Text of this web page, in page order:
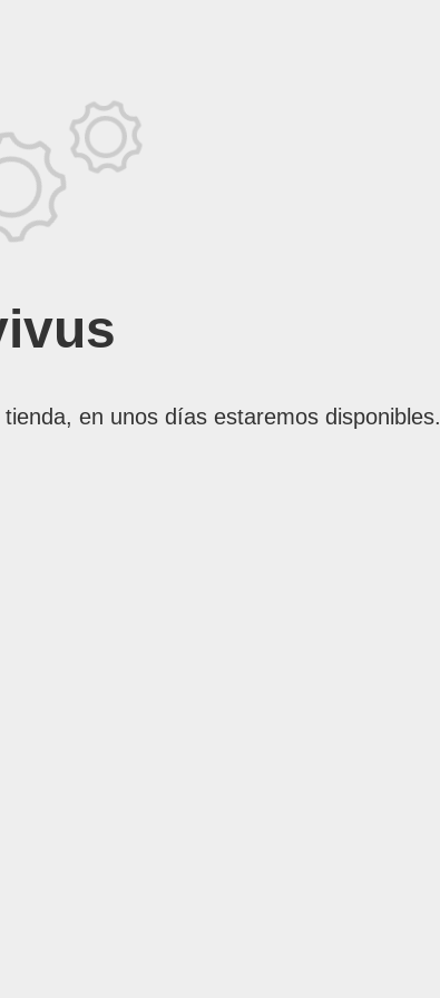
en unos días estaremos disponibles.